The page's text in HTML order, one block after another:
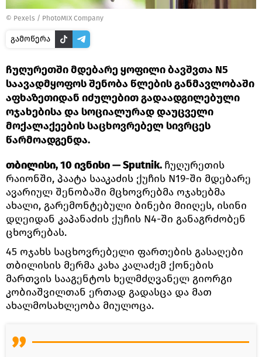
© Pexels / PhotoMIX Company
გამოწერა
ჩუღურეთში მდებარე ყოფილი ბავშვთა N5
საავადმყოფოს შენობა წლების განმავლობაში
აფხაზეთიდან იძულებით გადაადგილებული
ოჯახებისა და სოციალურად დაუცველი
მოქალაქეების საცხოვრებელ სივრცეს
წარმოადგენდა.
თბილისი, 10 ივნისი — Sputnik. ჩუღურეთის
რაიონში, პაატა სააკაძის ქუჩის N19-ში მდებარე
ავარიულ შენობაში მცხოვრებმა ოჯახებმა
ახალი, გარემონტებული ბინები მიიღეს, ისინი
დღეიდან კაპანაძის ქუჩის N4-ში განაგრძობენ
ცხოვრებას.
45 ოჯახს საცხოვრებელი ფართების გასაღები
თბილისის მერმა კახა კალაძემ ქონების
მართვის სააგენტოს ხელმძღვანელ გიორგი
კობიაშვილთან ერთად გადასცა და მათ
ახალმოსახლეობა მიულოცა.